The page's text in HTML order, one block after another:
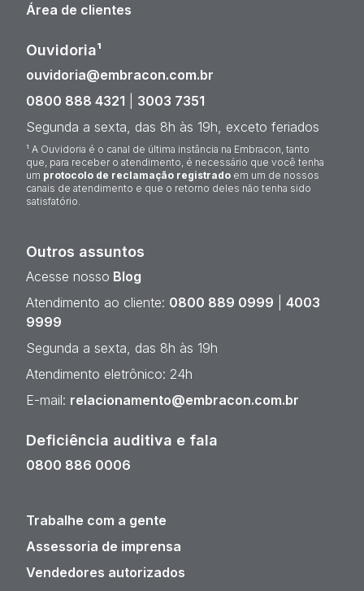
Área de clientes
Ouvidoria¹
ouvidoria@embracon.com.br
0800 888 4321
3003 7351
Segunda a sexta, das 8h às 19h, exceto feriados
¹ A Ouvidoria é o canal de última instância na Embracon, tanto
que, para receber o atendimento, é necessário que você tenha
um protocolo de reclamação registrado em um de nossos
canais de atendimento e que o retorno deles não tenha sido
satisfatório.
Outros assuntos
Acesse nosso Blog
Atendimento ao cliente: 0800 889 0999
4003
9999
Segunda a sexta, das 8h às 19h
Atendimento eletrônico: 24h
E-mail: relacionamento@embracon.com.br
Deficiência auditiva e fala
0800 886 0006
Trabalhe com a gente
Assessoria de imprensa
Vendedores autorizados